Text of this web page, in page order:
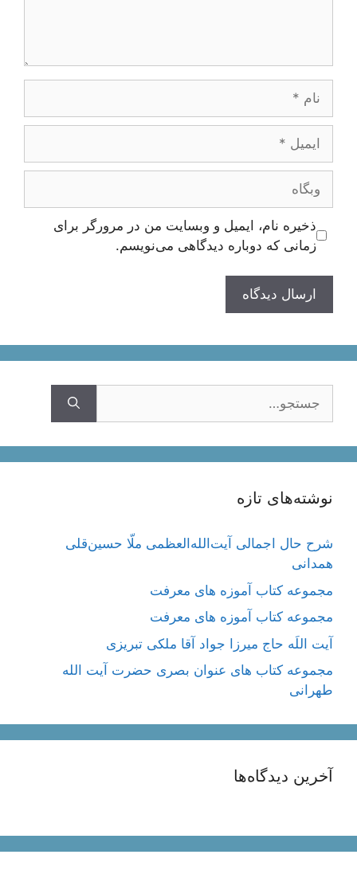
وبگاه
ذخیره نام، ایمیل و وبسایت من در مرورگر برای
زمانی که دوباره دیدگاهی می‌نویسم.
نوشته‌های تازه
شرح حال اجمالی آیت‌الله‌العظمی ملّا حسین‌قلی
همدانی
مجموعه کتاب آموزه های معرفت
مجموعه کتاب آموزه های معرفت
آیت اللَه حاج میرزا جواد آقا ملکی تبریزی
مجموعه کتاب های عنوان بصری حضرت آیت الله
طهرانی
آخرین دیدگاه‌ها